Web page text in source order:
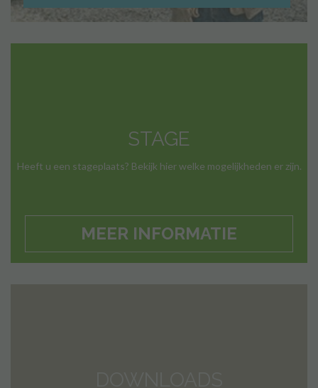
STAGE
Heeft u een stageplaats? Bekijk hier welke mogelijkheden er zijn.
MEER INFORMATIE